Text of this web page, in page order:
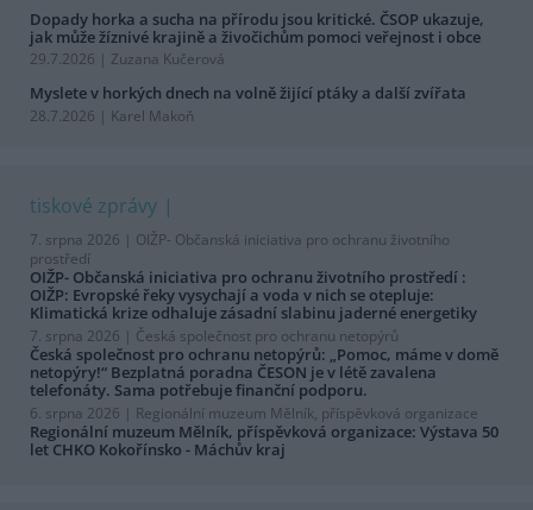
Dopady horka a sucha na přírodu jsou kritické. ČSOP ukazuje,
jak může žíznivé krajině a živočichům pomoci veřejnost i obce
29.7.2026 | Zuzana Kučerová
Myslete v horkých dnech na volně žijící ptáky a další zvířata
28.7.2026 | Karel Makoň
tiskové zprávy
7. srpna 2026 | OIŽP- Občanská iniciativa pro ochranu životního
prostředí
OIŽP- Občanská iniciativa pro ochranu životního prostředí :
OIŽP: Evropské řeky vysychají a voda v nich se otepluje:
Klimatická krize odhaluje zásadní slabinu jaderné energetiky
7. srpna 2026 | Česká společnost pro ochranu netopýrů
Česká společnost pro ochranu netopýrů: „Pomoc, máme v domě
netopýry!“ Bezplatná poradna ČESON je v létě zavalena
telefonáty. Sama potřebuje finanční podporu.
6. srpna 2026 | Regionální muzeum Mělník, příspěvková organizace
Regionální muzeum Mělník, příspěvková organizace: Výstava 50
let CHKO Kokořínsko - Máchův kraj